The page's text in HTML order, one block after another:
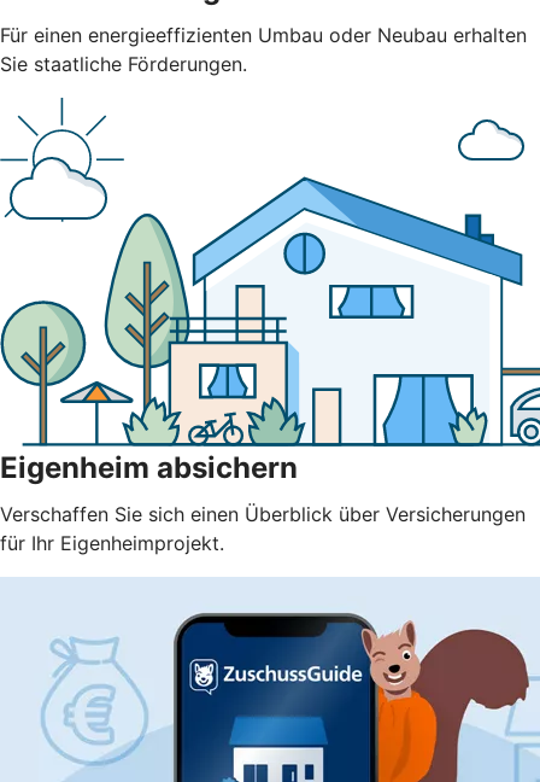
Für einen energieeffizienten Umbau oder Neubau erhalten
Sie staatliche Förderungen.
Eigenheim absichern
Verschaffen Sie sich einen Überblick über Versicherungen
für Ihr Eigenheimprojekt.